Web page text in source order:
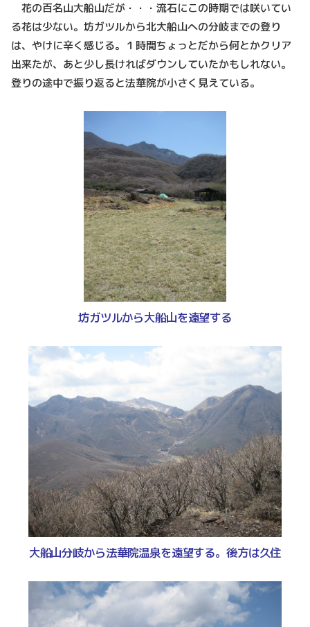
花の百名山大船山だが・・・流石にこの時期では咲いてい
る花は少ない。坊ガツルから北大船山への分岐までの登り
は、やけに辛く感じる。１時間ちょっとだから何とかクリア
出来たが、あと少し長ければダウンしていたかもしれない。
登りの途中で振り返ると法華院が小さく見えている。
坊ガツルから大船山を遠望する
大船山分岐から法華院温泉を遠望する。後方は久住